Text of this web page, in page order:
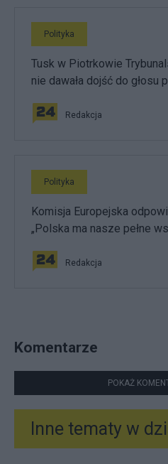
Polityka
Tusk w Piotrkowie
nie dawała dojść do głosu
Redakcja
Polityka
Komisja Europejska
„Polska ma nasze pełne
Redakcja
Komentarze
POKAŻ
Inne tematy w